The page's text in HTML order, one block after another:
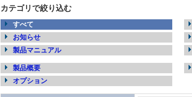
カテゴリで絞り込む
すべて
お知らせ
製品マニュアル
製品概要
オプション